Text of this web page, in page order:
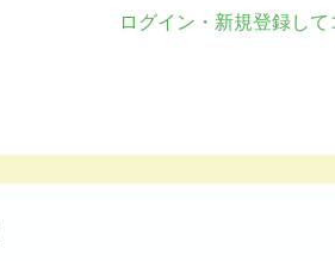
ログイン・新規登録して